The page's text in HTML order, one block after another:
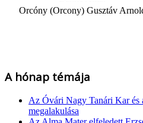
Orcóny (Orcony) Gusztáv
A hónap témája
Az Óvári Nagy Tanári Kar és
megalakulása